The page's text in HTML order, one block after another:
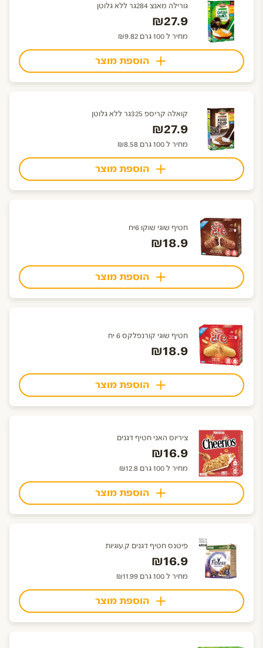
גורילה מאנצ 284גר ללא גלוטן
₪27.9
מחיר ל 100 גרם ₪9.82
הוספת מוצר
קואלה קריספ 325גר ללא גלוטן
₪27.9
מחיר ל 100 גרם ₪8.58
הוספת מוצר
חטיף שוגי שוקו 6יח
₪18.9
הוספת מוצר
חטיף שוגי קורנפלקס 6 יח
₪18.9
הוספת מוצר
ציריוס האני חטיף דגנים
₪16.9
מחיר ל 100 גרם ₪12.8
הוספת מוצר
פיטנס חטיף דגנים ק.עוגיות
₪16.9
מחיר ל 100 גרם ₪11.99
הוספת מוצר